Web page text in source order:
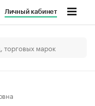
Личный кабинет